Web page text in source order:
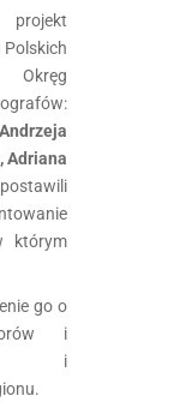
Adriana
którym
go o
i
i